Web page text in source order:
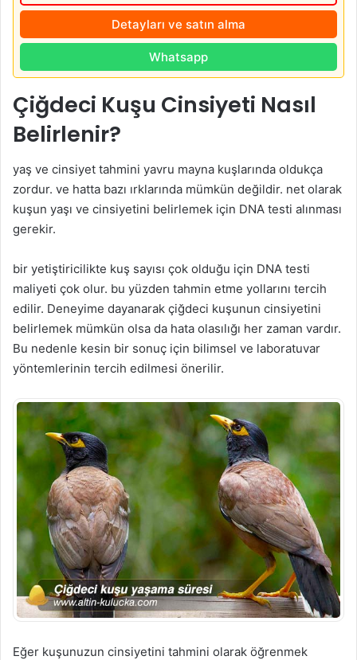
Detayları ve satın alma
Whatsapp
Çiğdeci Kuşu Cinsiyeti Nasıl
Belirlenir?
yaş ve cinsiyet tahmini yavru mayna kuşlarında oldukça
zordur. ve hatta bazı ırklarında mümkün değildir. net olarak
kuşun yaşı ve cinsiyetini belirlemek için DNA testi alınması
gerekir.
bir yetiştiricilikte kuş sayısı çok olduğu için DNA testi
maliyeti çok olur. bu yüzden tahmin etme yollarını tercih
edilir. Deneyime dayanarak çiğdeci kuşunun cinsiyetini
belirlemek mümkün olsa da hata olasılığı her zaman vardır.
Bu nedenle kesin bir sonuç için bilimsel ve laboratuvar
yöntemlerinin tercih edilmesi önerilir.
Eğer kuşunuzun cinsiyetini tahmini olarak öğrenmek